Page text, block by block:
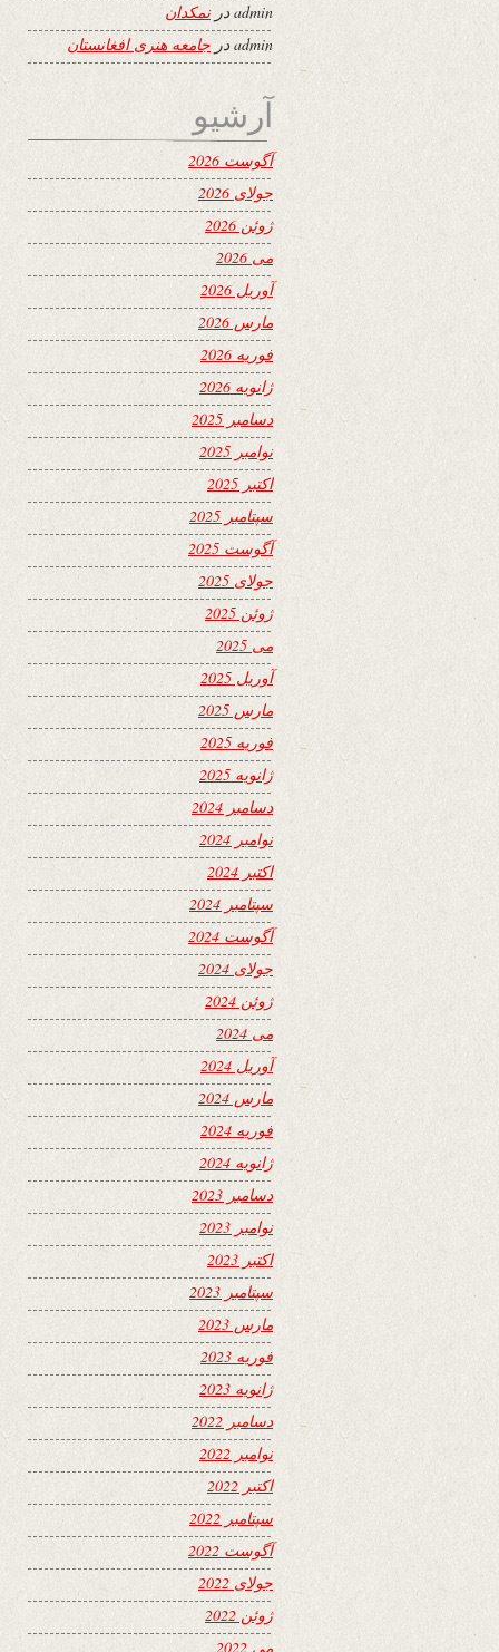
adminدرنمکدان
admin در جامعه هنری افغانستان
آرشیو
آگوست 2026
جولای 2026
ژوئن 2026
می 2026
آوریل 2026
مارس 2026
فوریه 2026
ژانویه 2026
دسامبر 2025
نوامبر 2025
اکتبر 2025
سپتامبر 2025
آگوست 2025
جولای 2025
ژوئن 2025
می 2025
آوریل 2025
مارس 2025
فوریه 2025
ژانویه 2025
دسامبر 2024
نوامبر 2024
اکتبر 2024
سپتامبر 2024
آگوست 2024
جولای 2024
ژوئن 2024
می 2024
آوریل 2024
مارس 2024
فوریه 2024
ژانویه 2024
دسامبر 2023
نوامبر 2023
اکتبر 2023
سپتامبر 2023
مارس 2023
فوریه 2023
ژانویه 2023
دسامبر 2022
نوامبر 2022
اکتبر 2022
سپتامبر 2022
آگوست 2022
جولای 2022
ژوئن 2022
می 2022